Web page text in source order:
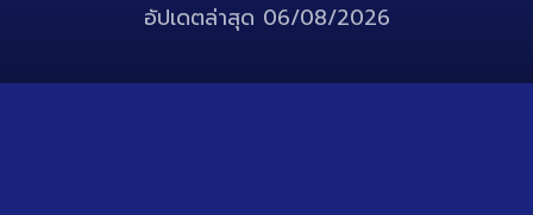
อัปเดตล่าสุด 06/08/2026